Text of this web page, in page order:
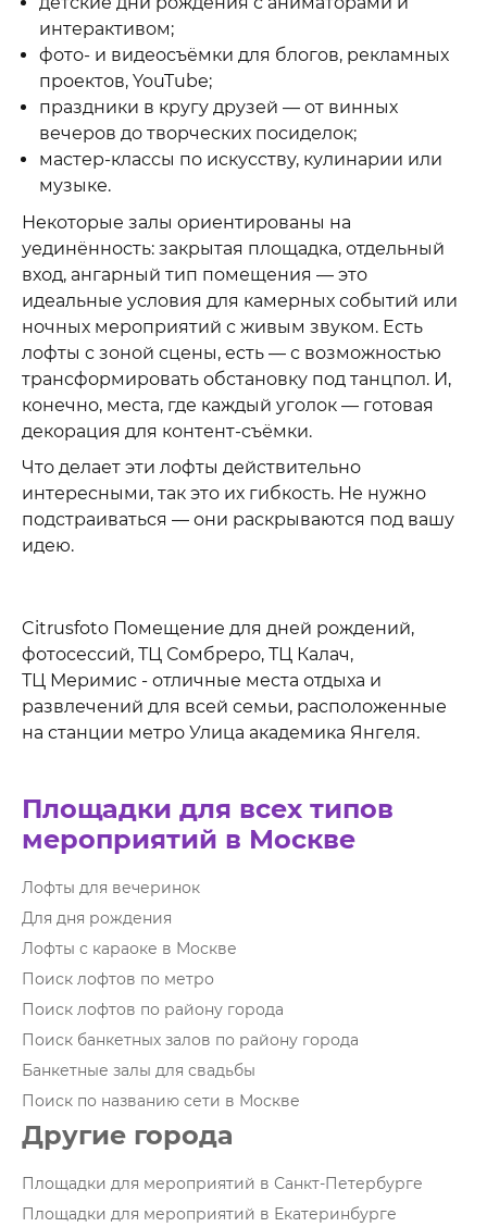
интерактивом;
фото- и видеосъёмки для блогов, рекламных
проектов, YouTube;
праздники в кругу друзей — от винных
вечеров до творческих посиделок;
мастер-классы по искусству, кулинарии или
музыке.
Некоторые залы ориентированы на
уединённость: закрытая площадка, отдельный
вход, ангарный тип помещения — это
идеальные условия для камерных событий или
ночных мероприятий с живым звуком. Есть
лофты с зоной сцены, есть — с возможностью
трансформировать обстановку под танцпол. И,
конечно, места, где каждый уголок — готовая
декорация для контент-съёмки.
Что делает эти лофты действительно
интересными, так это их гибкость. Не нужно
подстраиваться — они раскрываются под вашу
идею.
Citrusfoto Помещение для дней рождений,
фотосессий, ТЦ Сомбреро, ТЦ Калач,
ТЦ Меримис - отличные места отдыха и
развлечений для всей семьи, расположенные
на станции метро Улица академика Янгеля.
Площадки для всех типов
мероприятий в Москве
Лофты для вечеринок
Для дня рождения
Лофты с караоке в Москве
Поиск лофтов по метро
Поиск лофтов по району города
Поиск банкетных залов по району города
Банкетные залы для свадьбы
Поиск по названию сети в Москве
Другие города
Площадки для мероприятий в Санкт-Петербурге
Площадки для мероприятий в Екатеринбурге